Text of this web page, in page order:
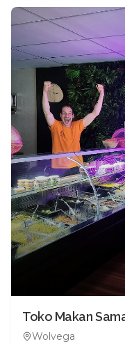
Toko Makan
Wolvega